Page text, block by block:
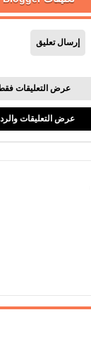
إرسال تعليق
عرض التعليقات
عرض التعليقات